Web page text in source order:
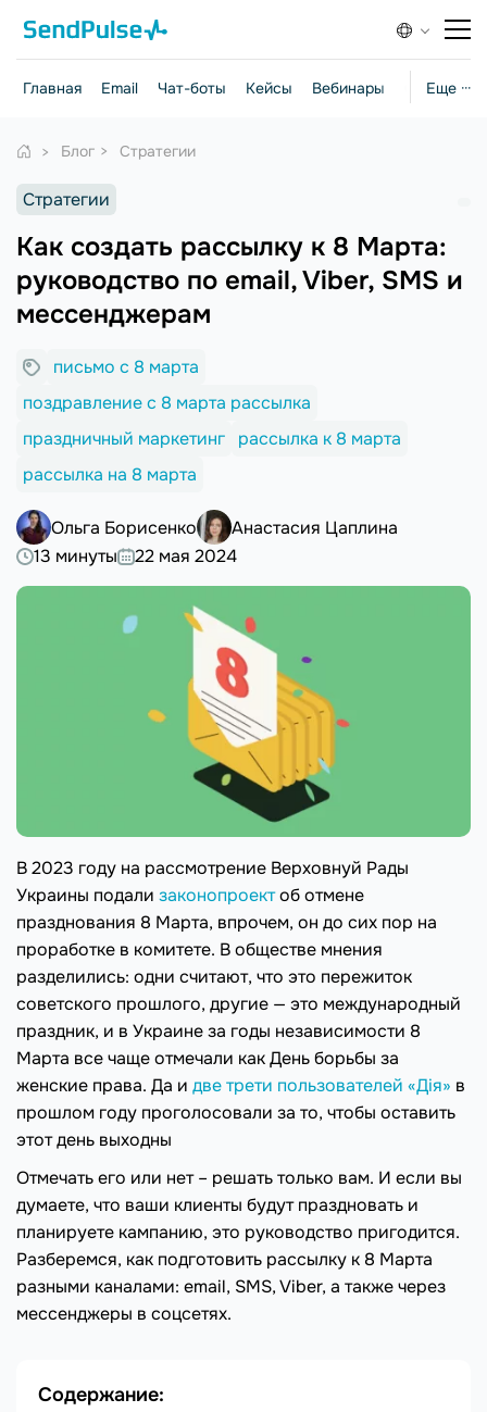
Еще ···
Главная Email Чат-боты Кейсы Вебинары Стратегии
Блог Стратегии
Стратегии
Как создать рассылку к 8 Марта:
руководство по email, Viber, SMS и
мессенджерам
письмо с 8 марта
поздравление с 8 марта рассылка
праздничный маркетинг
рассылка к 8 марта
рассылка на 8 марта
Ольга Борисенко
Анастасия Цаплина
13 минуты
22 мая 2024
В 2023 году на рассмотрение Верховнуй Рады
Украины подали законопроектоб отмене
празднования 8 Марта, впрочем, он до сих пор на
проработке в комитете. В обществе мнения
разделились: одни считают, что это пережиток
советского прошлого, другие — это международный
праздник, и в Украине за годы независимости 8
Марта все чаще отмечали как День борьбы за
женские права. Да и две трети пользователей «Дія» в
прошлом году проголосовали за то, чтобы оставить
этот день выходны
Отмечать его или нет – решать только вам. И если вы
думаете, что ваши клиенты будут праздновать и
планируете кампанию, это руководство пригодится.
Разберемся, как подготовить рассылку к 8 Марта
разными каналами: email, SMS, Viber, а также через
мессенджеры в соцсетях.
Содержание: